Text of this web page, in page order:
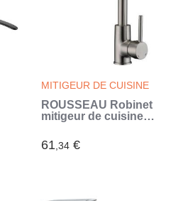
MITIGEUR DE CUISINE
ROUSSEAU Robinet
mitigeur de cuisine
douchette - Gris inox
(Gris)
61,34 €